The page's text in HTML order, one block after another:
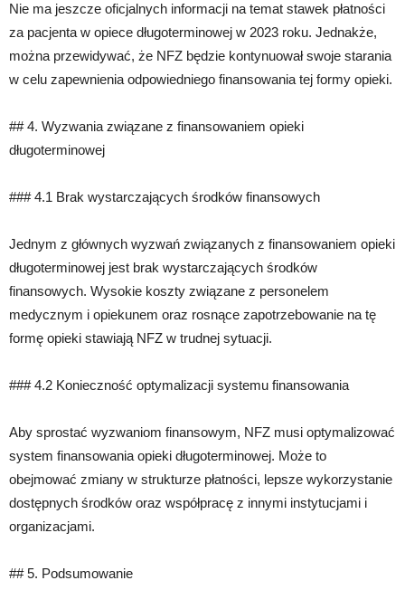
Nie ma jeszcze oficjalnych informacji na temat stawek płatności
za pacjenta w opiece długoterminowej w 2023 roku. Jednakże,
można przewidywać, że NFZ będzie kontynuował swoje starania
w celu zapewnienia odpowiedniego finansowania tej formy opieki.
## 4. Wyzwania związane z finansowaniem opieki
długoterminowej
### 4.1 Brak wystarczających środków finansowych
Jednym z głównych wyzwań związanych z finansowaniem opieki
długoterminowej jest brak wystarczających środków
finansowych. Wysokie koszty związane z personelem
medycznym i opiekunem oraz rosnące zapotrzebowanie na tę
formę opieki stawiają NFZ w trudnej sytuacji.
### 4.2 Konieczność optymalizacji systemu finansowania
Aby sprostać wyzwaniom finansowym, NFZ musi optymalizować
system finansowania opieki długoterminowej. Może to
obejmować zmiany w strukturze płatności, lepsze wykorzystanie
dostępnych środków oraz współpracę z innymi instytucjami i
organizacjami.
## 5. Podsumowanie